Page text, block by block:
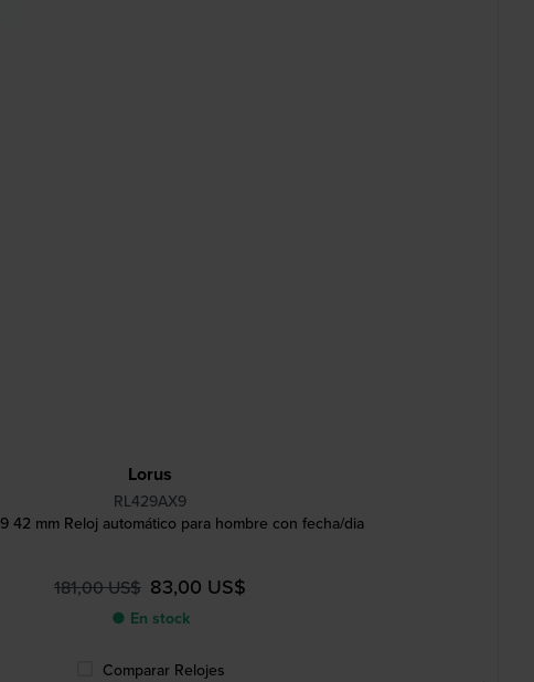
Lorus
RL429AX9
42 mm Reloj automático para hombre con fecha/dia
181,00 US$ 83,00 US$
● En stock
Comparar Relojes